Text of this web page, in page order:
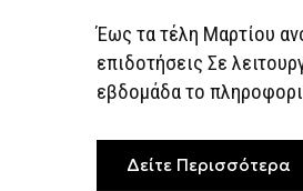
Έως τα τέλη Μαρτίου
επιδοτήσεις Σε
εβδομάδα το
Δείτε Περισσότερα